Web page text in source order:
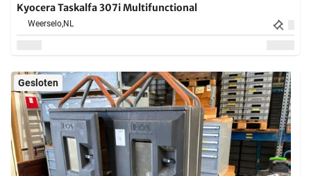
Kyocera Taskalfa 307i Multifunctional
Weerselo,NL
Gesloten